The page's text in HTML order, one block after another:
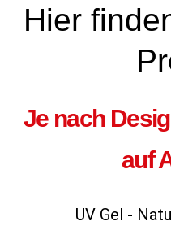
nails
Hier
Je nach
auf
UV Gel -